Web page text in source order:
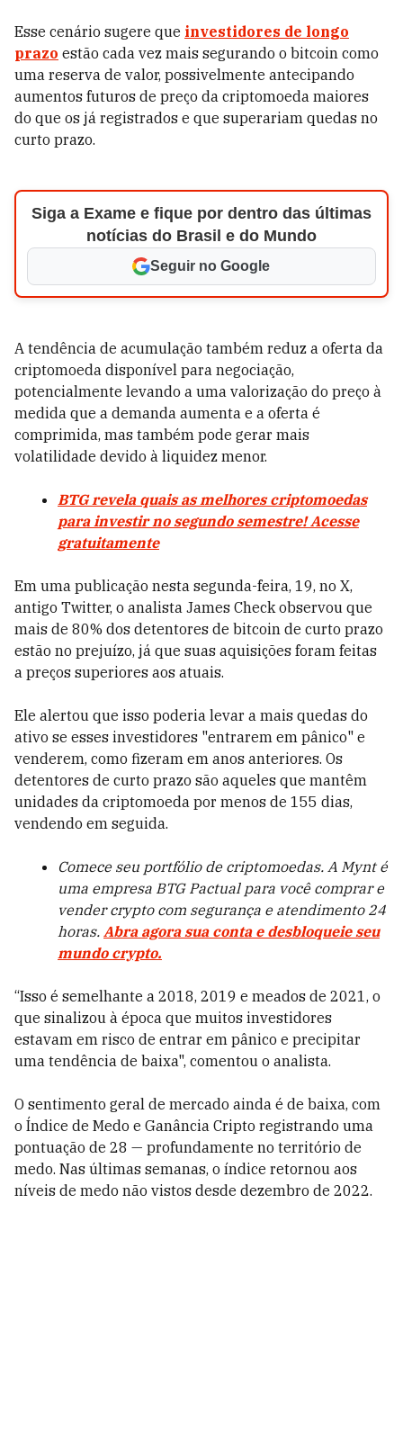
Esse cenário sugere que investidores de longo
prazo estão cada vez mais segurando o bitcoin como
uma reserva de valor, possivelmente antecipando
aumentos futuros de preço da criptomoeda maiores
do que os já registrados e que superariam quedas no
curto prazo.
Siga a Exame e fique por dentro das últimas
notícias do Brasil e do Mundo
Seguir no Google
A tendência de acumulação também reduz a oferta da
criptomoeda disponível para negociação,
potencialmente levando a uma valorização do preço à
medida que a demanda aumenta e a oferta é
comprimida, mas também pode gerar mais
volatilidade devido à liquidez menor.
BTG revela quais as melhores criptomoedas
para investir no segundo semestre! Acesse
gratuitamente
Em uma publicação nesta segunda-feira, 19, no X,
antigo Twitter, o analista James Check observou que
mais de 80% dos detentores de bitcoin de curto prazo
estão no prejuízo, já que suas aquisições foram feitas
a preços superiores aos atuais.
Ele alertou que isso poderia levar a mais quedas do
ativo se esses investidores "entrarem em pânico" e
venderem, como fizeram em anos anteriores. Os
detentores de curto prazo são aqueles que mantêm
unidades da criptomoeda por menos de 155 dias,
vendendo em seguida.
Comece seu portfólio de criptomoedas. A Mynt é
uma empresa BTG Pactual para você comprar e
vender crypto com segurança e atendimento 24
horas. Abra agora sua conta e desbloqueie seu
mundo crypto.
“Isso é semelhante a 2018, 2019 e meados de 2021, o
que sinalizou à época que muitos investidores
estavam em risco de entrar em pânico e precipitar
uma tendência de baixa", comentou o analista.
O sentimento geral de mercado ainda é de baixa, com
o Índice de Medo e Ganância Cripto registrando uma
pontuação de 28 — profundamente no território de
medo. Nas últimas semanas, o índice retornou aos
níveis de medo não vistos desde dezembro de 2022.